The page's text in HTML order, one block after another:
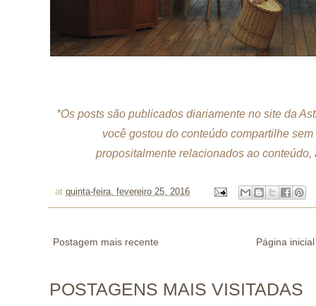
*Os posts são publicados diariamente no site da
você gostou do conteúdo compartilhe
propositalmente relacionados ao
at quinta-feira, fevereiro 25, 2016
Postagem mais recente Página inicial
POSTAGENS MAIS VISITADAS